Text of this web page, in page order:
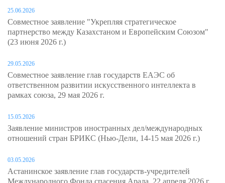
25.06.2026
Совместное заявление "Укрепляя стратегическое
партнерство между Казахстаном и Европейским Союзом"
(23 июня 2026 г.)
29.05.2026
Совместное заявление глав государств ЕАЭС об
ответственном развитии искусственного интеллекта в
рамках союза, 29 мая 2026 г.
15.05.2026
Заявление министров иностранных дел/международных
отношений стран БРИКС (Нью-Дели, 14-15 мая 2026 г.)
03.05.2026
Астанинское заявление глав государств-учредителей
Международного Фонда спасения Арала, 22 апреля 2026 г.